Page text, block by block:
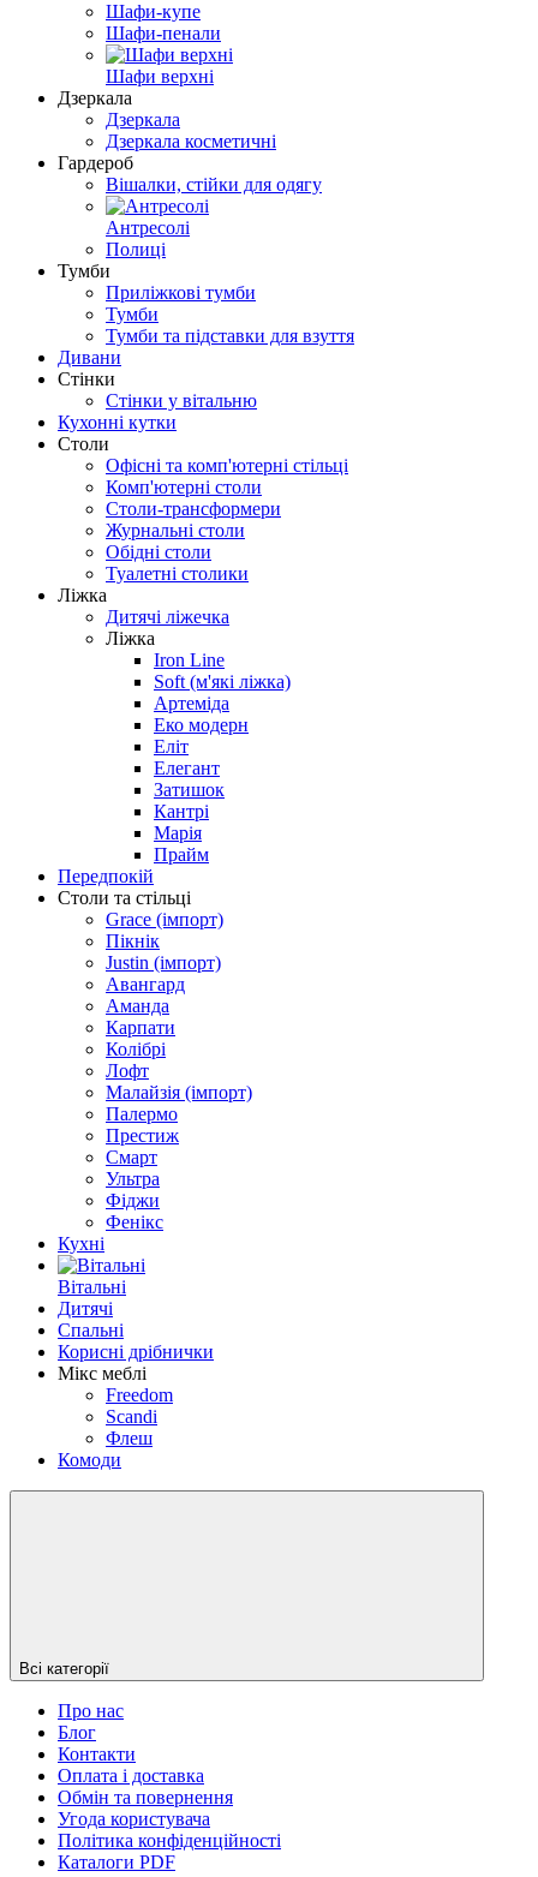
Шафи-купе
Шафи-пенали
Шафи верхні
Дзеркала
Дзеркала
Дзеркала косметичні
Гардероб
Вішалки, стійки для одягу
Антресолі
Полиці
Тумби
Приліжкові тумби
Тумби
Тумби та підставки для взуття
Дивани
Стінки
Стінки у вітальню
Кухонні кутки
Столи
Офісні та комп'ютерні стільці
Комп'ютерні столи
Столи-трансформери
Журнальні столи
Обідні столи
Туалетні столики
Ліжка
Дитячі ліжечка
Ліжка
Iron Line
Soft (м'які ліжка)
Артеміда
Еко модерн
Еліт
Елегант
Затишок
Кантрі
Марія
Прайм
Передпокій
Столи та стільці
Grace (імпорт)
Пікнік
Justin (імпорт)
Авангард
Аманда
Карпати
Колібрі
Лофт
Малайзія (імпорт)
Палермо
Престиж
Смарт
Ультра
Фіджи
Фенікс
Кухні
Вітальні
Дитячі
Спальні
Корисні дрібнички
Мікс меблі
Freedom
Scandi
Флеш
Комоди
Всі категорії
Про нас
Блог
Контакти
Оплата і доставка
Обмін та повернення
Угода користувача
Політика конфіденційності
Каталоги PDF